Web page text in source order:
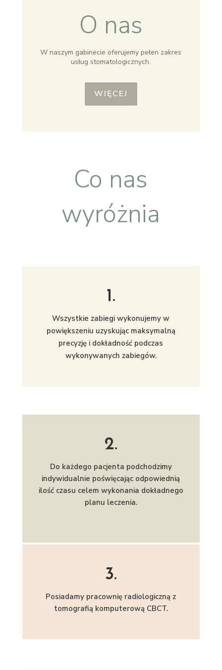
O nas
W naszym gabinecie oferujemy pełen zakres
usług stomatologicznych.
WIĘCEJ
Co nas
wyróżnia
1.
Wszystkie zabiegi wykonujemy w
powiększeniu uzyskując maksymalną
precyzję i dokładność podczas
wykonywanych zabiegów.
2.
Do każdego pacjenta podchodzimy
indywidualnie poświęcając odpowiednią
ilość czasu celem wykonania dokładnego
planu leczenia.
3.
Posiadamy pracownię radiologiczną z
tomografią komputerową CBCT.